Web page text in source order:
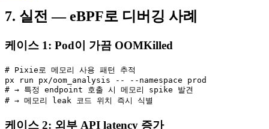
7. 실전 — eBPF로 디버깅 사례
케이스 1: Pod이 가끔 OOMKilled
# Pixie로 메모리 사용 패턴 추적
px run px/oom_analysis -- --namespace prod
# → 특정 endpoint 호출 시 메모리 spike 발견
# → 메모리 leak 코드 위치 즉시 식별
케이스 2: 외부 API latency 증가